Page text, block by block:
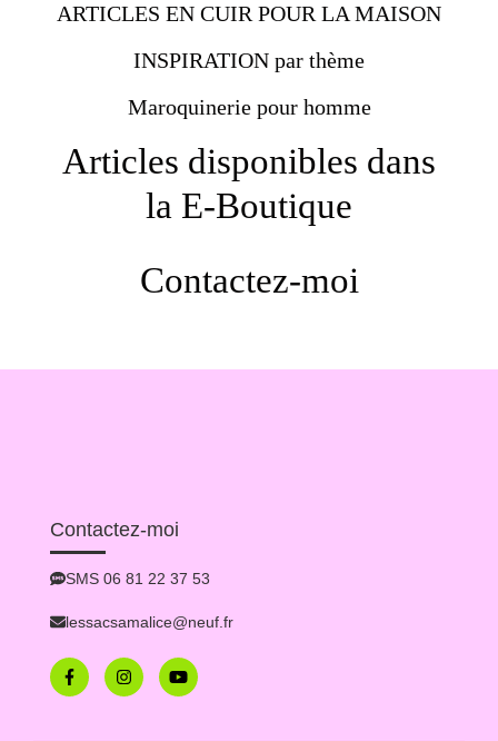
ARTICLES EN CUIR POUR LA MAISON
INSPIRATION par thème
Maroquinerie pour homme
Articles disponibles dans
la E-Boutique
Contactez-moi
Contactez-moi
SMS 06 81 22 37 53
lessacsamalice@neuf.fr